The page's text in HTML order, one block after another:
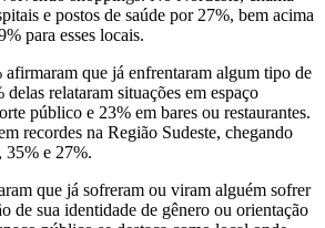
e postos de saúde por 27%, bem acima
para esses locais.
afirmaram que já enfrentaram algum tipo de
delas relataram situações em espaço
público e 23% em bares ou restaurantes.
recordes na Região Sudeste, chegando
35% e 27%.
que já sofreram ou viram alguém sofrer
de sua identidade de gênero ou orientação